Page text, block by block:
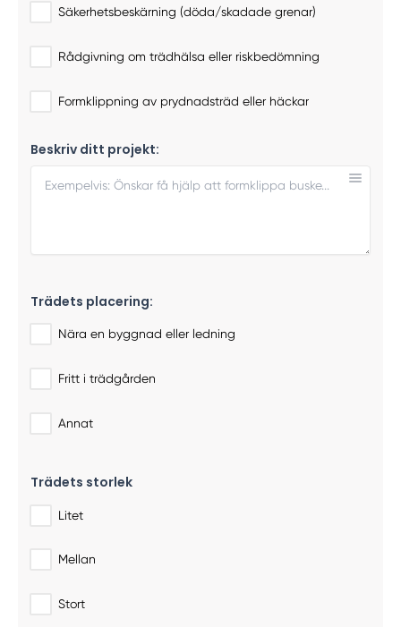
Säkerhetsbeskärning (döda/skadade grenar)
Rådgivning om trädhälsa eller riskbedömning
Formklippning av prydnadsträd eller häckar
Beskriv ditt projekt:
Trädets placering:
Nära en byggnad eller ledning
Fritt i trädgården
Annat
Trädets storlek
Litet
Mellan
Stort